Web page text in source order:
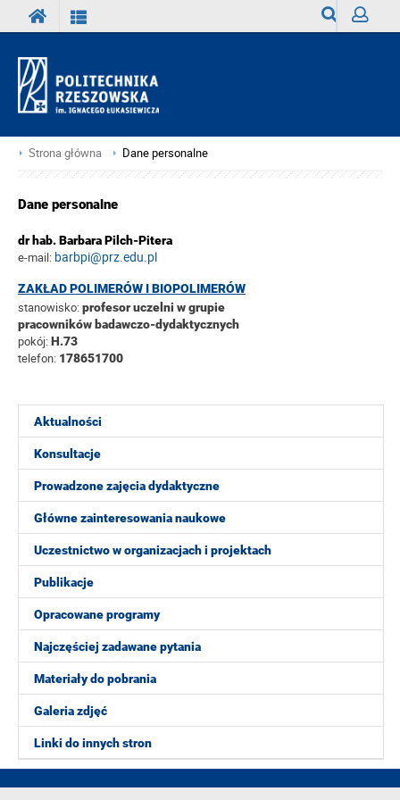
Strona główna Dane personalne
Aktualności
Konsultacje
Prowadzone zajęcia dydaktyczne
Główne zainteresowania naukowe
Uczestnictwo w organizacjach i projektach
Publikacje
Opracowane programy
Najczęściej zadawane pytania
Materiały do pobrania
Galeria zdjęć
Linki do innych stron
Dane personalne
dr hab. Barbara Pilch-Pitera
e-mail: barbpi@prz.edu.pl
ZAKŁAD POLIMERÓW I BIOPOLIMERÓW
stanowisko:profesor uczelni w grupie
pracowników badawczo-dydaktycznych
pokój:H.73
telefon: 178651700